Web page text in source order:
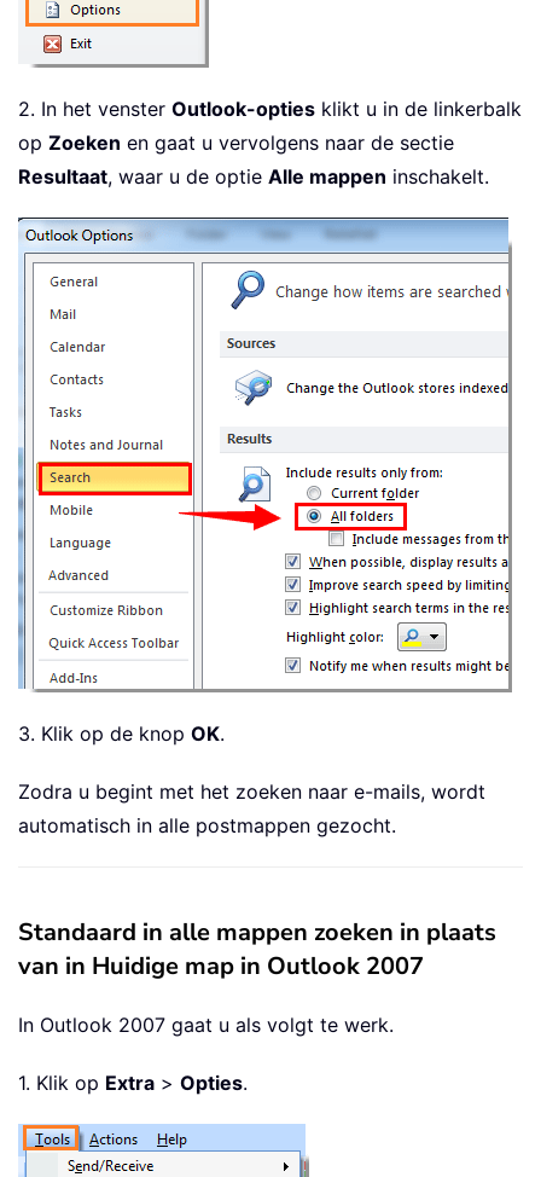
2. In het venster Outlook-opties klikt u in de linkerbalk
op Zoeken en gaat u vervolgens naar de sectie
Resultaat, waar u de optie Alle mappen inschakelt.
3. Klik op de knop OK.
Zodra u begint met het zoeken naar e-mails, wordt
automatisch in alle postmappen gezocht.
Standaard in alle mappen zoeken in plaats
van in Huidige map in Outlook 2007
In Outlook 2007 gaat u als volgt te werk.
1. Klik op Extra > Opties.